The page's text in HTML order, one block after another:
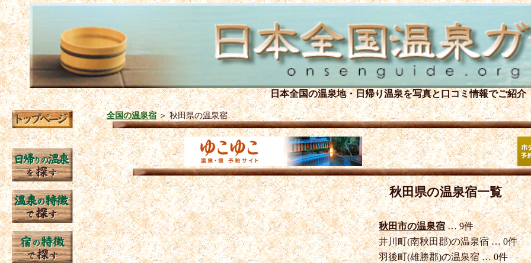
日本全国の温泉地・日帰り温泉を写真と口コミ情報でご紹介
全国の温泉宿＞秋田県の温泉宿
秋田県の温泉宿一覧
秋田市の温泉宿… 9件
井川町(南秋田郡)の温泉宿 … 0件
羽後町(雄勝郡)の温泉宿 … 0件